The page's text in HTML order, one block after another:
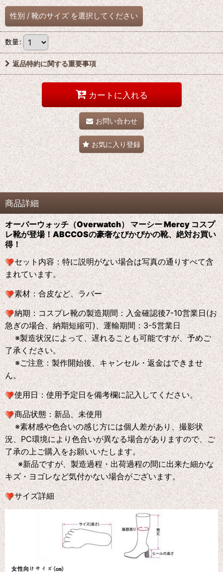
性別 / 靴のサイズ を選択してください
数量:
返品特約に関する重要事項
カートに入れる
お問い合わせ
お気に入り登録
商品詳細
オーバーウォッチ（Overwatch） マーシー Mercy コスプ
レ靴が登場！ABCCOSの豪奢なぴかぴかの靴、絶対お買い
得！
セット内容：特に説明がない場合は写真の通りすべて含
まれています。
素材：合皮など、ラバー
納期：コスプレ靴の製造期間：入金確認後7-10営業日(お
急ぎの場合、納期短縮可)、運輸期間：3-5営業日
※製造状況によって、遅れることも可能ですが、予めご
了承ください。
※ご注意：製作開始後、キャンセル・返金はできませ
ん。
使用日：使用予定日を備考欄に記入してください。
商品状態：新品、未使用
※素材感や色合いの感じ方には個人差があり、撮影状
況、PC環境により色合いが異なる場合がありますので、ご
了承の上ご購入をお願いいたします。
※新品ですが、製造過程・出荷過程の間に出来た細かな
キズ・ヨゴレなど気付かない場合がございます。
サイズ詳細